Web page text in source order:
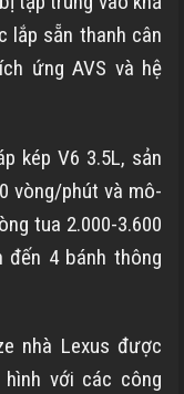
lắp sẵn thanh cân
ứng AVS và hệ
kép V6 3.5L, sản
vòng/phút và mô-
tua 2.000-3.600
đến 4 bánh thông
nhà Lexus được
với các công